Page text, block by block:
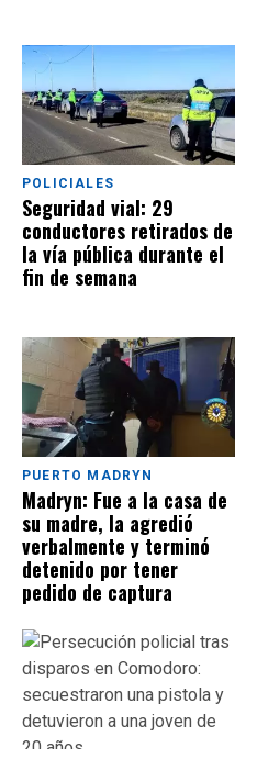
POLICIALES
Seguridad vial: 29
conductores retirados de
la vía pública durante el
fin de semana
PUERTO MADRYN
Madryn: Fue a la casa de
su madre, la agredió
verbalmente y terminó
detenido por tener
pedido de captura